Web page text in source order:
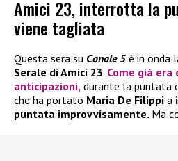
Amici 23, interrotta la
viene tagliata
Questa sera su Canale 5 è in onda
Serale di Amici 23. Come già
anticipazioni, durante la puntata
che ha portato Maria De Filippi a
puntata improvvisamente. Ma